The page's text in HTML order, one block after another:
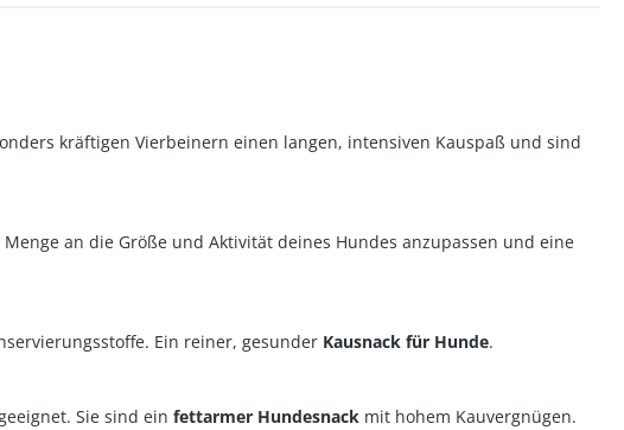
kräftigen Vierbeinern einen langen, intensiven Kauspaß und sind
an die Größe und Aktivität deines Hundes anzupassen und eine
Ein reiner, gesunder Kausnack für Hunde.
Sie sind ein fettarmer Hundesnack mit hohem Kauvergnügen.